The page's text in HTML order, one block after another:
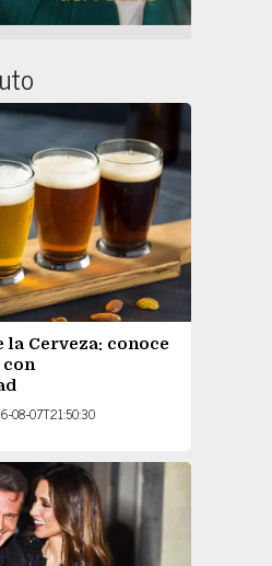
Cerveza: conoce
con
08-07T21:50:30